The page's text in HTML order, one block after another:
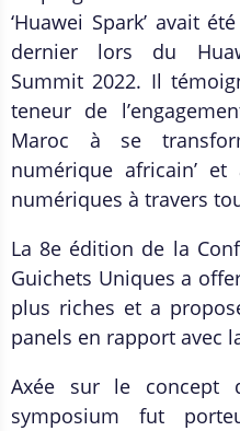
‘Huawei Spark’ avait
dernier lors du
Summit 2022. Il
teneur de
Maroc à se
numérique africain’
numériques à travers
La 8e édition de la
Guichets Uniques a
plus riches et a
panels en rapport avec
Axée sur le concept
symposium fut